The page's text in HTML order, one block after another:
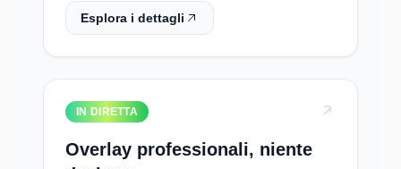
Esplora i dettagli
IN DIRETTA
Overlay professionali, niente